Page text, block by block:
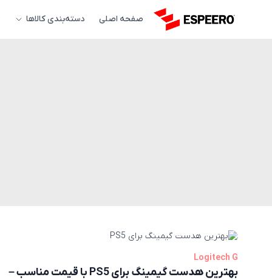
صفحه اصلی دسته‌بندی کالاها
Logitech G
بهترین هدست گیمینگ برای PS5 با قیمت مناسب –